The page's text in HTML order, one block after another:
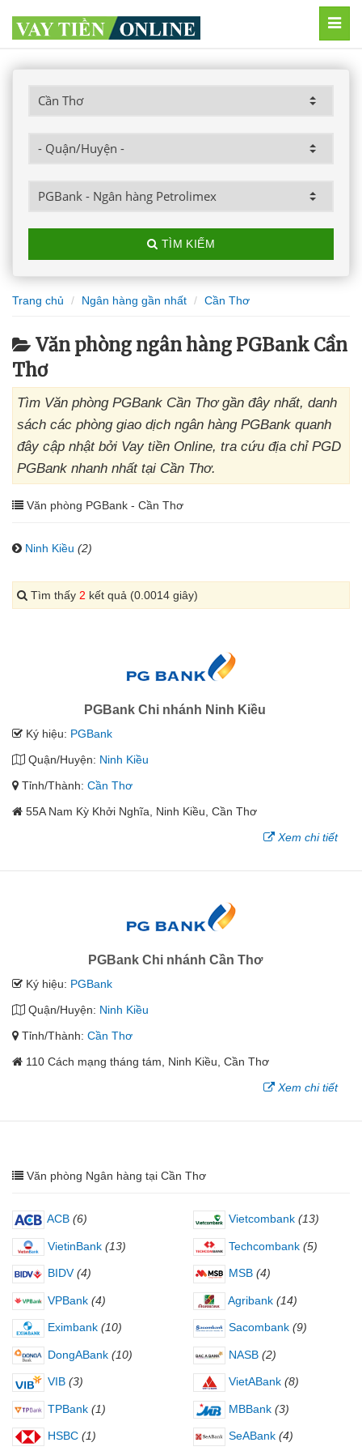
TÌM KIẾM
Trang chủ Ngân hàng gần nhất Cần Thơ
Văn phòng ngân hàng PGBank Cần
Thơ
Tìm Văn phòng PGBank Cần Thơ gần đây nhất, danh
sách các phòng giao dịch ngân hàng PGBank quanh
đây cập nhật bởi Vay tiền Online, tra cứu địa chỉ PGD
PGBank nhanh nhất tại Cần Thơ.
Văn phòng PGBank - Cần Thơ
Ninh Kiều (2)
Tìm thấy 2 kết quả (0.0014 giây)
PGBank Chi nhánh Ninh Kiều
Ký hiệu: PGBank
Quận/Huyện: Ninh Kiều
Tỉnh/Thành: Cần Thơ
55A Nam Kỳ Khởi Nghĩa, Ninh Kiều, Cần Thơ
Xem chi tiết
PGBank Chi nhánh Cần Thơ
Ký hiệu: PGBank
Quận/Huyện: Ninh Kiều
Tỉnh/Thành: Cần Thơ
110 Cách mạng tháng tám, Ninh Kiều, Cần Thơ
Xem chi tiết
Văn phòng Ngân hàng tại Cần Thơ
ACB (6) Vietcombank (13)
VietinBank (13) Techcombank (5)
BIDV (4) MSB (4)
VPBank (4) Agribank (14)
Eximbank (10) Sacombank (9)
DongABank (10) NASB (2)
VIB (3) VietABank (8)
TPBank (1) MBBank (3)
HSBC (1) SeABank (4)